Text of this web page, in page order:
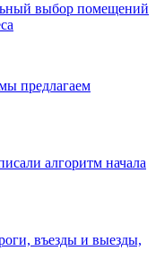
выбор помещений
предлагаем
алгоритм начала
въезды и выезды,